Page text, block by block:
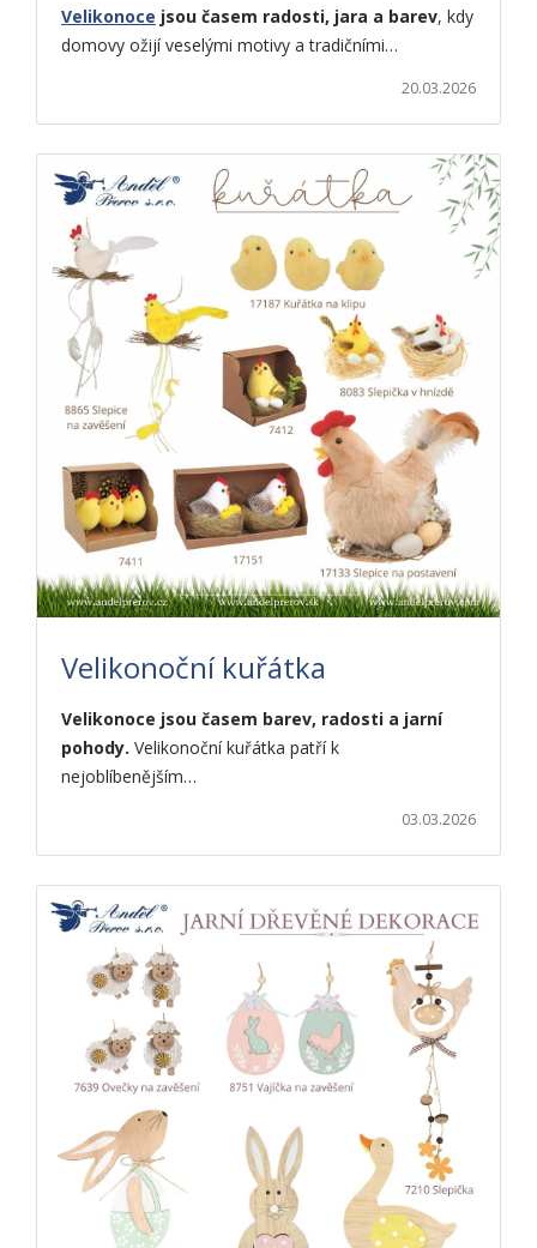
Velikonoce jsou časem radosti, jara a barev, kdy
domovy ožijí veselými motivy a tradičními…
20.03.2026
Velikonoční kuřátka
Velikonoce jsou časem barev, radosti a jarní
pohody. Velikonoční kuřátka patří k
nejoblíbenějším…
03.03.2026